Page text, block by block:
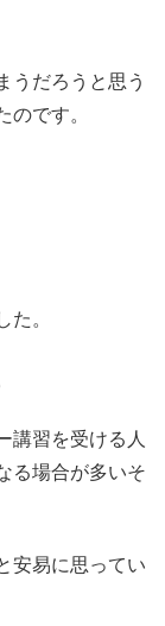
うだろうと思う
のです。
た。
講習を受ける人
る場合が多いそ
安易に思ってい